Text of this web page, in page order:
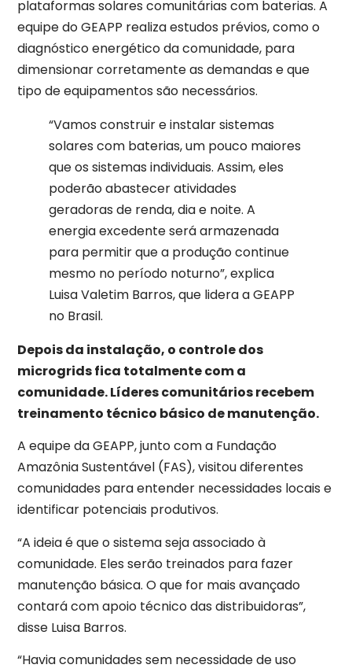
plataformas solares comunitárias com baterias. A
equipe do GEAPP realiza estudos prévios, como o
diagnóstico energético da comunidade, para
dimensionar corretamente as demandas e que
tipo de equipamentos são necessários.
“Vamos construir e instalar sistemas
solares com baterias, um pouco maiores
que os sistemas individuais. Assim, eles
poderão abastecer atividades
geradoras de renda, dia e noite. A
energia excedente será armazenada
para permitir que a produção continue
mesmo no período noturno”, explica
Luisa Valetim Barros, que lidera a GEAPP
no Brasil.
Depois da instalação, o controle dos
microgrids fica totalmente com a
comunidade. Líderes comunitários recebem
treinamento técnico básico de manutenção.
A equipe da GEAPP, junto com a Fundação
Amazônia Sustentável (FAS), visitou diferentes
comunidades para entender necessidades locais e
identificar potenciais produtivos.
“A ideia é que o sistema seja associado à
comunidade. Eles serão treinados para fazer
manutenção básica. O que for mais avançado
contará com apoio técnico das distribuidoras”,
disse Luisa Barros.
“Havia comunidades sem necessidade de uso